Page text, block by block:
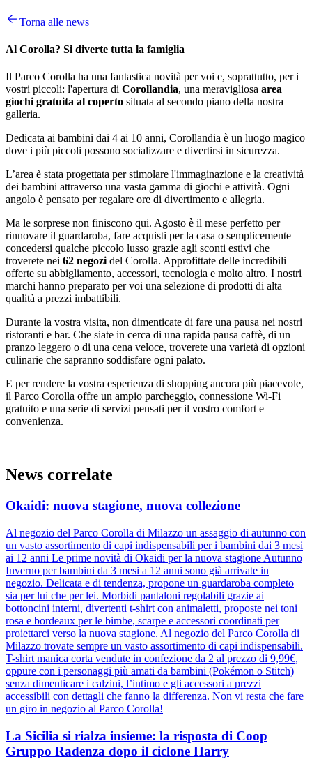
Torna alle news
Al Corolla? Si diverte tutta la famiglia
Il Parco Corolla ha una fantastica novità per voi e, soprattutto, per i
vostri piccoli: l'apertura di Corollandia, una meravigliosa area
giochi gratuita al coperto situata al secondo piano della nostra
galleria.
Dedicata ai bambini dai 4 ai 10 anni, Corollandia è un luogo magico
dove i più piccoli possono socializzare e divertirsi in sicurezza.
L’area è stata progettata per stimolare l'immaginazione e la creatività
dei bambini attraverso una vasta gamma di giochi e attività. Ogni
angolo è pensato per regalare ore di divertimento e allegria.
Ma le sorprese non finiscono qui. Agosto è il mese perfetto per
rinnovare il guardaroba, fare acquisti per la casa o semplicemente
concedersi qualche piccolo lusso grazie agli sconti estivi che
troverete nei 62 negozidel Corolla. Approfittate delle incredibili
offerte su abbigliamento, accessori, tecnologia e molto altro. I nostri
marchi hanno preparato per voi una selezione di prodotti di alta
qualità a prezzi imbattibili.
Durante la vostra visita, non dimenticate di fare una pausa nei nostri
ristoranti e bar. Che siate in cerca di una rapida pausa caffè, di un
pranzo leggero o di una cena veloce, troverete una varietà di opzioni
culinarie che sapranno soddisfare ogni palato.
E per rendere la vostra esperienza di shopping ancora più piacevole,
il Parco Corolla offre un ampio parcheggio, connessione Wi-Fi
gratuito e una serie di servizi pensati per il vostro comfort e
convenienza.
News correlate
Okaidi: nuova stagione, nuova collezione
Al negozio del Parco Corolla di Milazzo un assaggio di autunno con
un vasto assortimento di capi indispensabili per i bambini dai 3 mesi
ai 12 anni Le prime novità di Okaidi per la nuova stagione Autunno
Inverno per bambini da 3 mesi a 12 anni sono già arrivate in
negozio. Delicata e di tendenza, propone un guardaroba completo
sia per lui che per lei. Morbidi pantaloni regolabili grazie ai
bottoncini interni, divertenti t-shirt con animaletti, proposte nei toni
rosa e bordeaux per le bimbe, scarpe e accessori coordinati per
proiettarci verso la nuova stagione. Al negozio del Parco Corolla di
Milazzo trovate sempre un vasto assortimento di capi indispensabili.
T-shirt manica corta vendute in confezione da 2 al prezzo di 9,99€,
oppure con i personaggi più amati da bambini (Pokémon o Stitch)
senza dimenticare i calzini, l’intimo e gli accessori a prezzi
accessibili con dettagli che fanno la differenza. Non vi resta che fare
un giro in negozio al Parco Corolla!
La Sicilia si rialza insieme: la risposta di Coop
Gruppo Radenza dopo il ciclone Harry